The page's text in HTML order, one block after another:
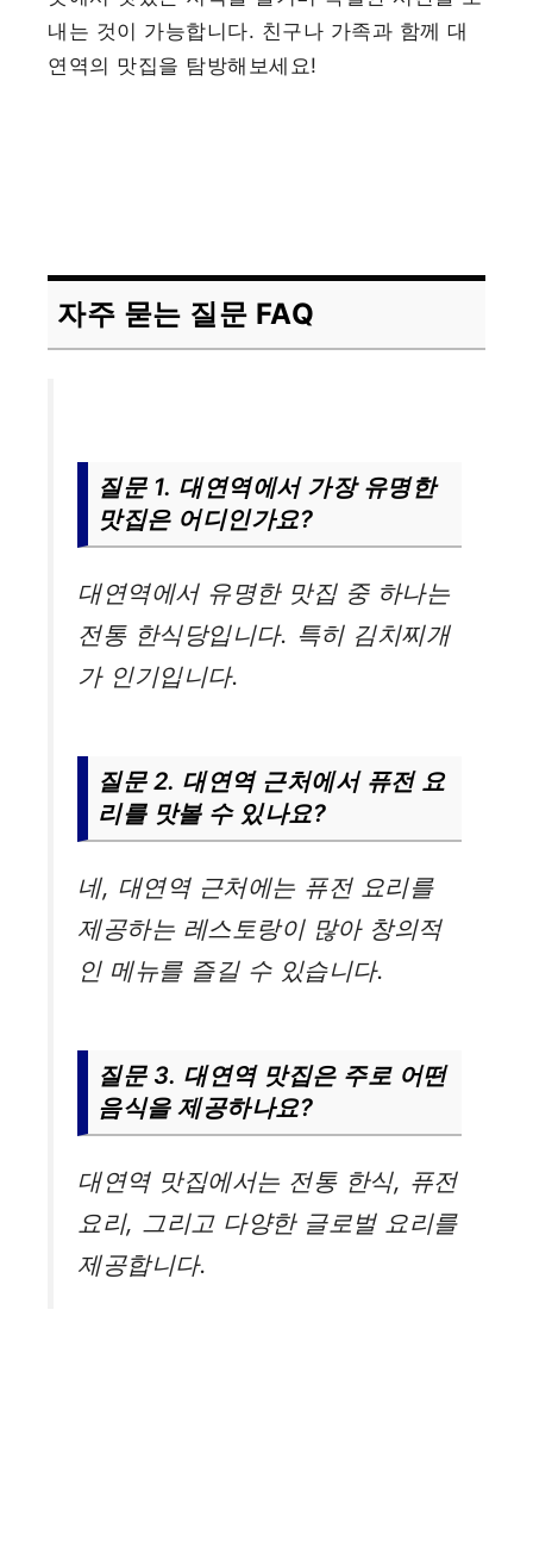
내는 것이 가능합니다. 친구나 가족과 함께 대
연역의 맛집을 탐방해보세요!
자주 묻는 질문 FAQ
질문 1. 대연역에서 가장 유명한
맛집은 어디인가요?
대연역에서 유명한 맛집 중 하나는
전통 한식당입니다. 특히 김치찌개
가 인기입니다.
질문 2. 대연역 근처에서 퓨전 요
리를 맛볼 수 있나요?
네, 대연역 근처에는 퓨전 요리를
제공하는 레스토랑이 많아 창의적
인 메뉴를 즐길 수 있습니다.
질문 3. 대연역 맛집은 주로 어떤
음식을 제공하나요?
대연역 맛집에서는 전통 한식, 퓨전
요리, 그리고 다양한 글로벌 요리를
제공합니다.